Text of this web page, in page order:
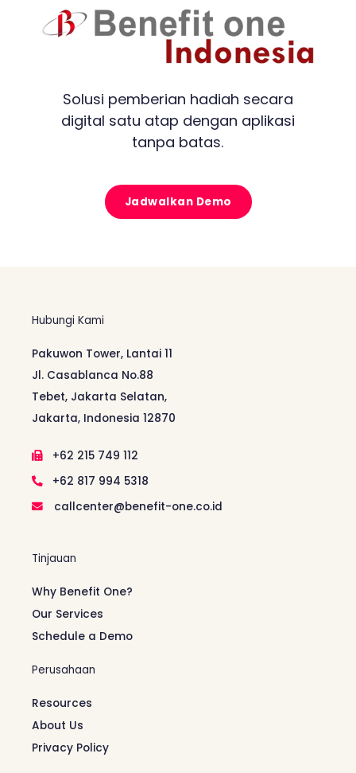
Solusi pemberian hadiah secara
digital satu atap dengan aplikasi
tanpa batas.
Jadwalkan Demo
Hubungi Kami
Pakuwon Tower, Lantai 11
Jl. Casablanca No.88
Tebet, Jakarta Selatan,
Jakarta, Indonesia 12870
+62 215 749 112
+62 817 994 5318
callcenter@benefit-one.co.id
Tinjauan
Why Benefit One?
Our Services
Schedule a Demo
Perusahaan
Resources
About Us
Privacy Policy